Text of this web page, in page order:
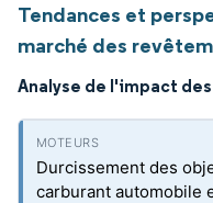
Tendances et
marché des
Analyse de l'impact
Durcissement des
carburant automobile